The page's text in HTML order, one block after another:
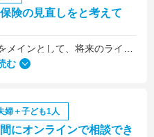
険の見直しをと考えて
む
婦＋子ども1人
にオンラインで相談でき